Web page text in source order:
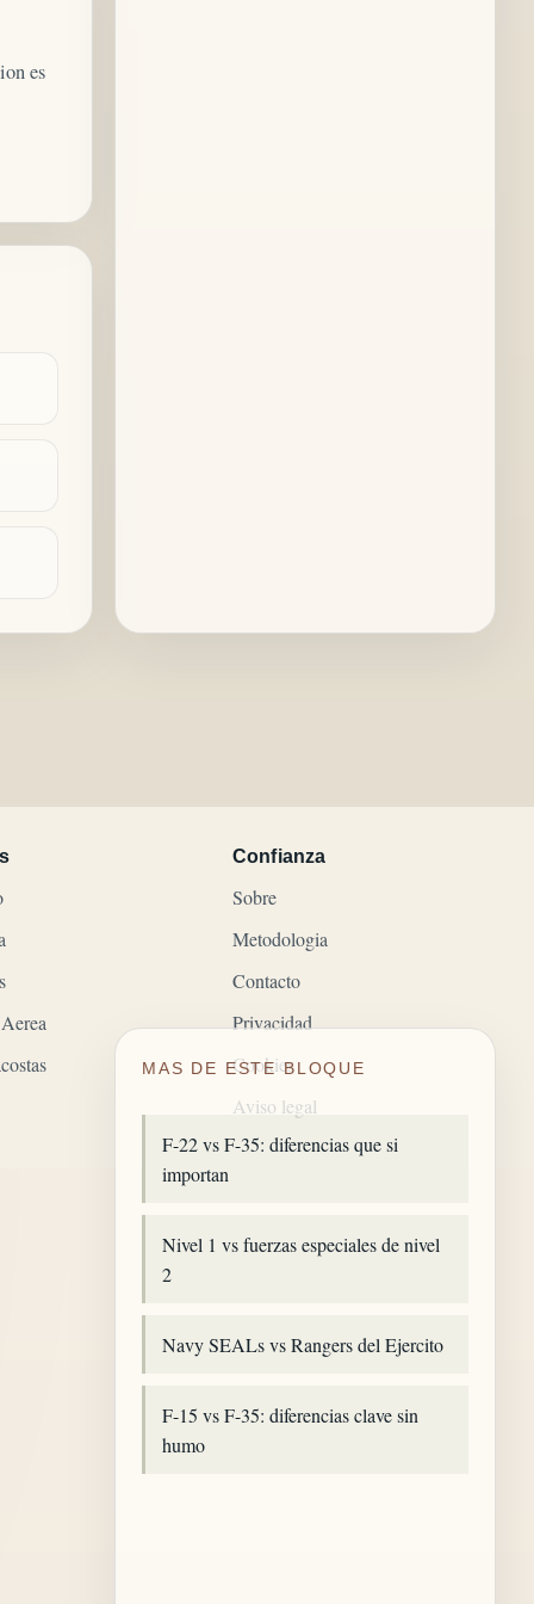
es
MAS DE ESTE BLOQUE
F-22 vs F-35: diferencias que si
importan
Nivel 1 vs fuerzas especiales de nivel
2
Navy SEALs vs Rangers del Ejercito
F-15 vs F-35: diferencias clave sin
humo
Confianza
Sobre
Metodologia
Contacto
Privacidad
Cookies
Aviso legal